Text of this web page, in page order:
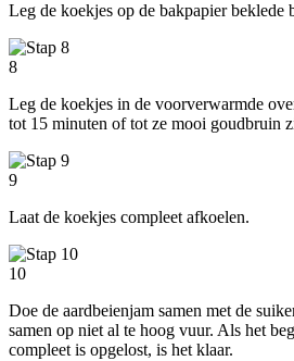
Leg de koekjes op de bakpapier beklede
8
Leg de koekjes in de voorverwarmde
tot 15 minuten of tot ze mooi goudbruin
9
Laat de koekjes compleet afkoelen.
10
Doe de aardbeienjam samen met de
samen op niet al te hoog vuur. Als het
compleet is opgelost, is het klaar.